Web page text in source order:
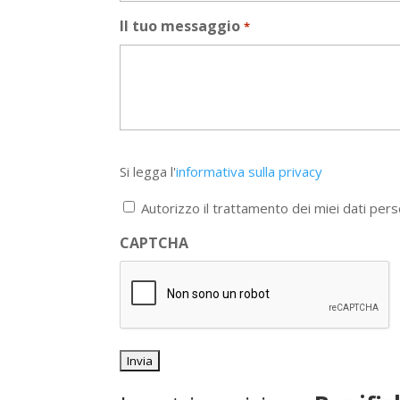
Il tuo messaggio *
legga
l'informativa
privacy
*
Si legga l'informativa sulla privacy
Autorizzo il trattamento dei miei dati
CAPTCHA